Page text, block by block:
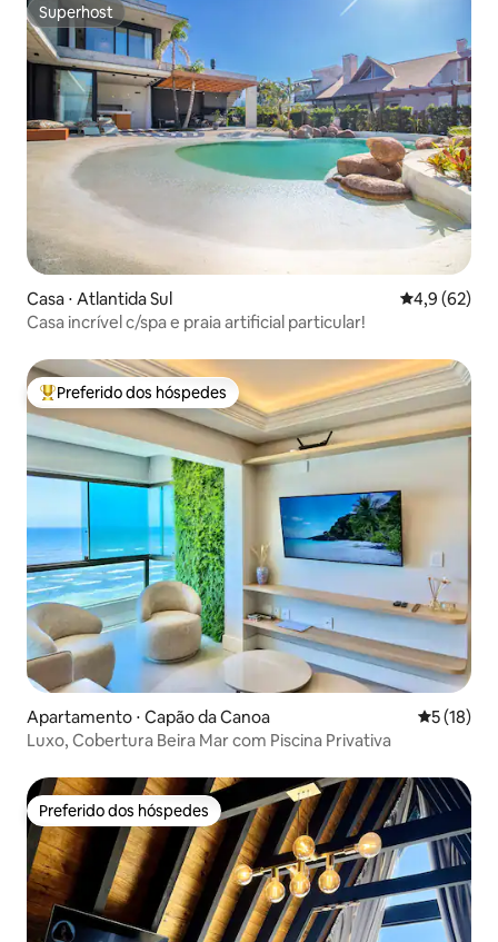
Superhost
Superhost
Casa ⋅ Atlantida Sul 4,9 de uma
4,9 (62)
Casa incrível c/spa e praia artificial particular!
Entre os melhores preferidos dos hóspedes
Preferido dos hóspedes
Apartamento ⋅ Capão da Canoa 5 de uma
5 (18)
Luxo, Cobertura Beira Mar com Piscina Privativa
Preferido dos hóspedes
Preferido dos hóspedes